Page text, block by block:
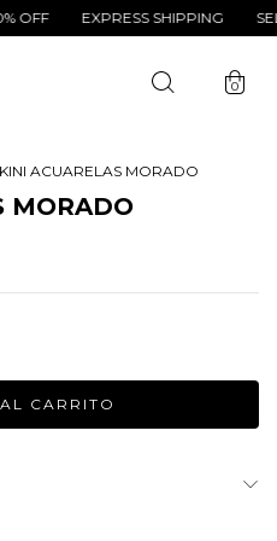
EXPRESS SHIPPING SELECTED
0
ACUARELAS MORADO
MORADO